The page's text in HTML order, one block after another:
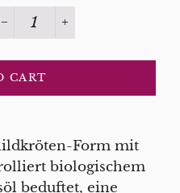
−
+
CART
Form mit
biologischem
beduftet, eine